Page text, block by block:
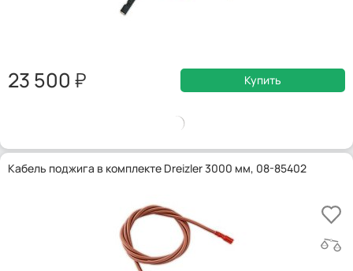
23 500 Купить
Кабель поджига в комплекте Dreizler 3000 мм, 08-85402